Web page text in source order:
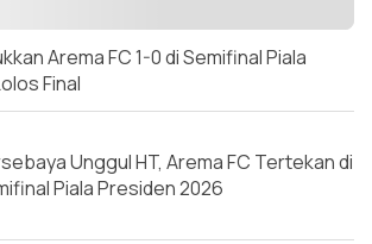
Arema FC 1-0 di Semifinal Piala
Final
Unggul HT, Arema FC Tertekan di
Piala Presiden 2026